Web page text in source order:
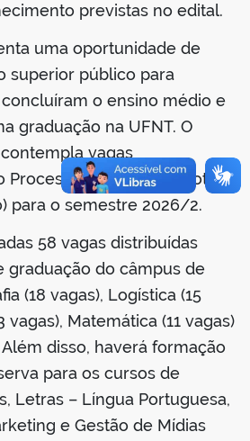
previstas no edital.
uma oportunidade de
superior público para
o ensino médio e
graduação na UFNT. O
vagas
Processo Seletivo por nota
para o semestre 2026/2.
58 vagas distribuídas
graduação do câmpus de
(18 vagas), Logística (15
vagas), Matemática (11 vagas)
Além disso, haverá formação
para os cursos de
Letras – Língua Portuguesa,
e Gestão de Mídias